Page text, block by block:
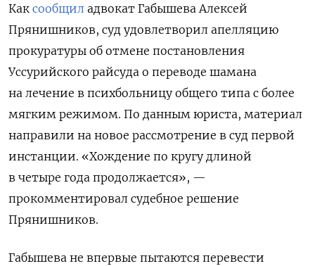
Как сообщил адвокат Габышева Алексей
Прянишников, суд удовлетворил апелляцию
прокуратуры об отмене постановления
Уссурийского райсуда о переводе шамана
на лечение в психбольницу общего типа с более
мягким режимом. По данным юриста, материал
направили на новое рассмотрение в суд первой
инстанции. «Хождение по кругу длиной
в четыре года продолжается», —
прокомментировал судебное решение
Прянишников.
Габышева не впервые пытаются перевести